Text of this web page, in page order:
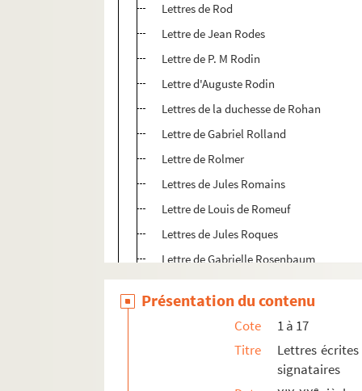
Lettres de Rod
Lettre de Jean Rodes
Lettre de P. M Rodin
Lettre d'Auguste Rodin
Lettres de la duchesse de Rohan
Lettre de Gabriel Rolland
Lettre de Rolmer
Lettres de Jules Romains
Lettre de Louis de Romeuf
Lettres de Jules Roques
Lettre de Gabrielle Rosenbaum
Lettres de J.H Rosny
Lettres d'Edmond Rostand
Lettre d'Alphonse de Rotschild
Lettre de Rouchi
Présentation du contenu
Cote
1 à 17
Titre
Lettres
signataires